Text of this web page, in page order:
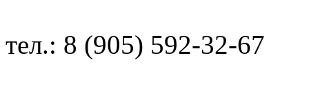
тел.: 8 (905) 592-32-67